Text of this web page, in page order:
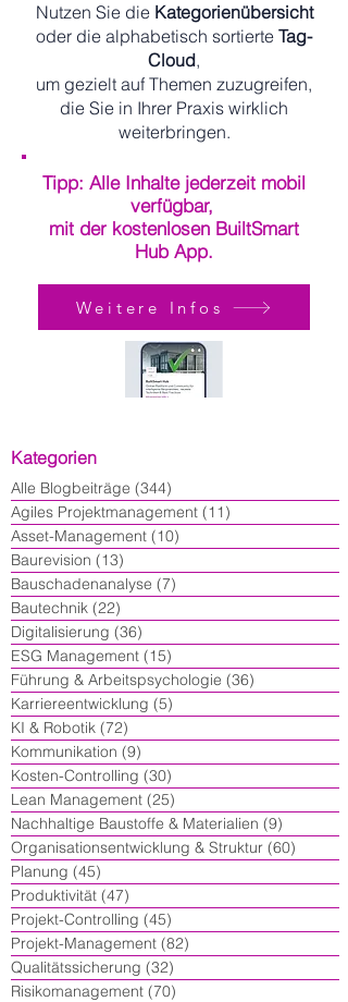
Nutzen Sie die Kategorienübersicht
oder die alphabetisch sortierte Tag-
Cloud,
um gezielt auf Themen zuzugreifen,
die Sie in Ihrer Praxis wirklich
weiterbringen.
Tipp: Alle Inhalte jederzeit mobil
verfügbar,
mit der kostenlosen BuiltSmart
Hub App.
Weitere Infos
Kategorien
Alle Blogbeiträge (344)
Agiles Projektmanagement (11)
Asset-Management (10)
Baurevision (13)
Bauschadenanalyse (7)
Bautechnik (22)
Digitalisierung (36)
ESG Management (15)
Führung & Arbeitspsychologie (36)
Karriereentwicklung (5)
KI & Robotik (72)
Kommunikation (9)
Kosten-Controlling (30)
Lean Management (25)
Nachhaltige Baustoffe & Materialien (9)
Organisationsentwicklung & Struktur (60)
Planung (45)
Produktivität (47)
Projekt-Controlling (45)
Projekt-Management (82)
Qualitätssicherung (32)
Risikomanagement (70)